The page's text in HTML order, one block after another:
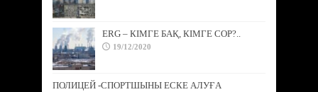
ERG – КІМГЕ БАҚ, КІМГЕ СОР?..
19/12/2020
ПОЛИЦЕЙ -СПОРТШЫНЫ ЕСКЕ АЛУҒА